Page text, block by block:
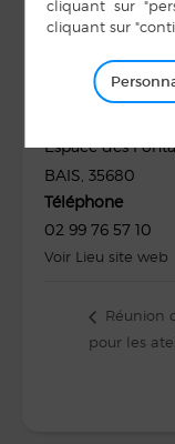
Espace des
BAIS 35680
Téléphone
02 99 76 57 10
Voir Lieu site web
Réunion
pour les